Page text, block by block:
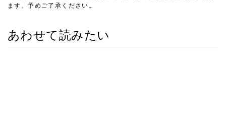
ます。予めご了承ください。
あわせて読みたい